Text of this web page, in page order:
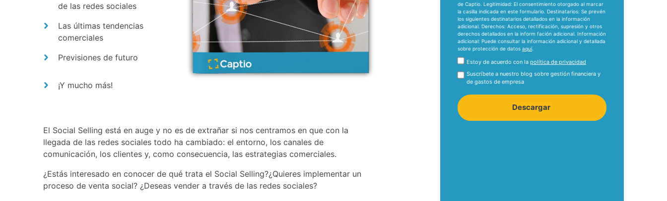
de las redes sociales
Las últimas tendencias
comerciales
Previsiones de futuro
¡Y mucho más!
El Social Selling está en auge y no es de extrañar si nos centramos en que con la
llegada de las redes sociales todo ha cambiado: el entorno, los canales de
comunicación, los clientes y, como consecuencia, las estrategias comerciales.
¿Estás interesado en conocer de qué trata el Social Selling?¿Quieres implementar un
proceso de venta social? ¿Deseas vender a través de las redes sociales?
de Captio. Legitimidad: El consentimiento otorgado al marcar
la casilla indicada en este formulario. Destinatarios: Se prevén
los siguientes destinatarios detallados en la información
adicional. Derechos: Acceso, rectificación, supresión y otros
derechos detallados en la inform fación adicional. Información
adicional: Puede consultar la información adicional y detallada
sobre protección de datos aquí.
Estoy de acuerdo con la política de privacidad
Suscríbete a nuestro blog sobre gestión financiera y
de gastos de empresa